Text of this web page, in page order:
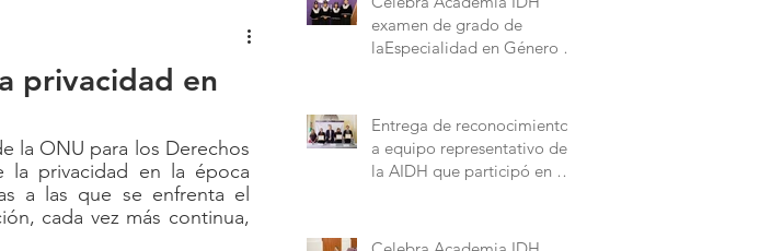
privacidad en
la ONU para los Derechos
la privacidad en la época
a las que se enfrenta el
cada vez más continua,
examen de grado de
laEspecialidad en Género y
Entrega de reconocimientos
a equipo representativo de
la AIDH que participó en el
American University.